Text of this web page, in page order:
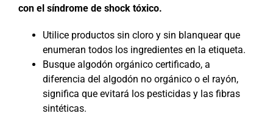
con el síndrome de shock tóxico.
Utilice productos sin cloro y sin blanquear que
enumeran todos los ingredientes en la etiqueta.
Busque algodón orgánico certificado, a
diferencia del algodón no orgánico o el rayón,
significa que evitará los pesticidas y las fibras
sintéticas.